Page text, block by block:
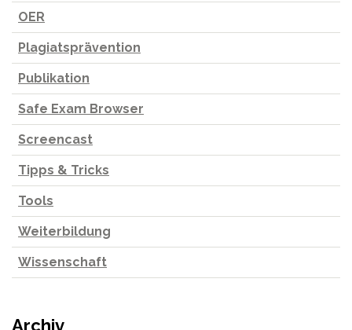
OER
Plagiatsprävention
Publikation
Safe Exam Browser
Screencast
Tipps & Tricks
Tools
Weiterbildung
Wissenschaft
Archiv